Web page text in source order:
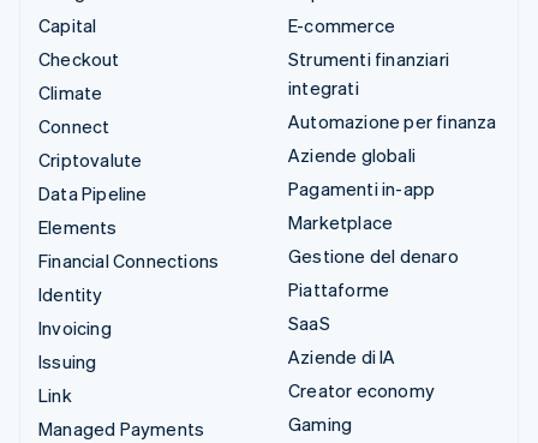
Capital
Checkout
Climate
Connect
Criptovalute
Data Pipeline
Elements
Financial Connections
Identity
Invoicing
Issuing
Link
Managed Payments
E-commerce
Strumenti finanziari
integrati
Automazione per finanza
Aziende globali
Pagamenti in-app
Marketplace
Gestione del denaro
Piattaforme
SaaS
Aziende di IA
Creator economy
Gaming